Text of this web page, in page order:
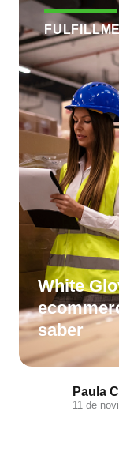
White
saber
Paula
11 de